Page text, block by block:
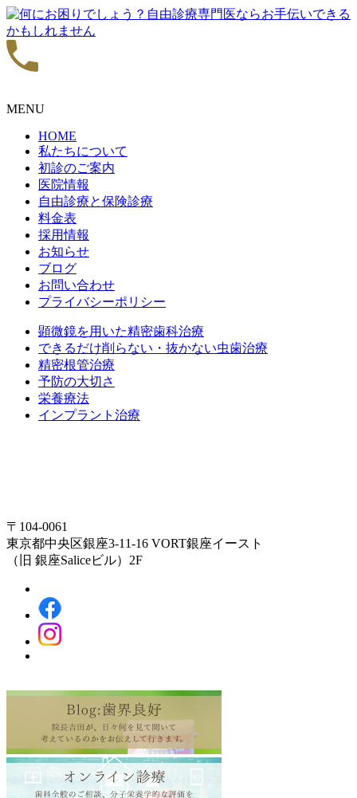
MENU
HOME
私たちについて
初診のご案内
医院情報
自由診療と保険診療
料金表
採用情報
お知らせ
ブログ
お問い合わせ
プライバシーポリシー
顕微鏡を用いた精密歯科治療
できるだけ削らない・抜かない虫歯治療
精密根管治療
予防の大切さ
栄養療法
インプラント治療
〒104-0061
東京都中央区銀座3-11-16 VORT銀座イースト
（旧 銀座Saliceビル）2F